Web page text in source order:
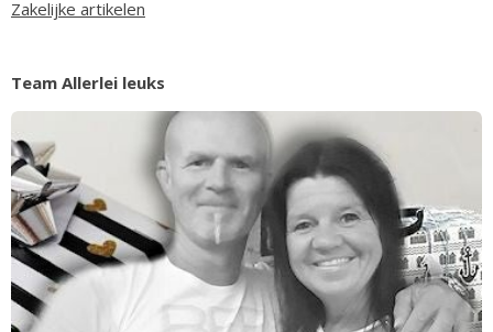
Zakelijke artikelen
Team Allerlei leuks